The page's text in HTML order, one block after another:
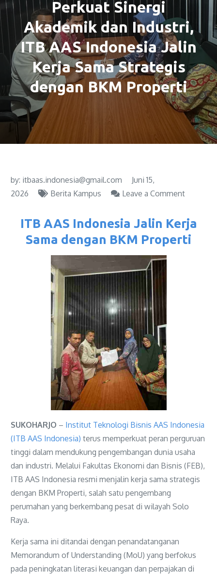
Perkuat Sinergi
Akademik dan Industri,
ITB AAS Indonesia Jalin
Kerja Sama Strategis
dengan BKM Properti
by: itbaas.indonesia@gmail.com
Juni 15,
2026
Berita Kampus Leave a Comment
ITB AAS Indonesia Jalin Kerja
Sama dengan BKM Properti
SUKOHARJO – Institut Teknologi Bisnis AAS Indonesia
(ITB AAS Indonesia) terus memperkuat peran perguruan
tinggi dalam mendukung pengembangan dunia usaha
dan industri. Melalui Fakultas Ekonomi dan Bisnis (FEB),
ITB AAS Indonesia resmi menjalin kerja sama strategis
dengan BKM Properti, salah satu pengembang
perumahan yang berkembang pesat di wilayah Solo
Raya.
Kerja sama ini ditandai dengan penandatanganan
Memorandum of Understanding (MoU) yang berfokus
pada peningkatan literasi keuangan dan perpajakan di